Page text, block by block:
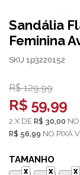
Sandália
Feminina
SKU 1p3220152
R$ 129,99
R$ 59,99
2 X DE R$ 30,00 NO
R$ 56,99 NO PIX
TAMANHO